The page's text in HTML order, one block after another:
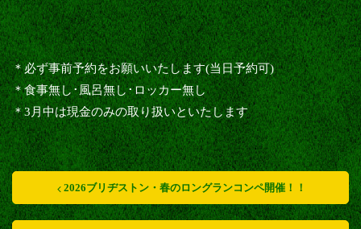
＊必ず事前予約をお願いいたします(当日予約可)
＊食事無し･風呂無し･ロッカー無し
＊3月中は現金のみの取り扱いといたします
2026ブリヂストン・春のロングランコンペ開催！！